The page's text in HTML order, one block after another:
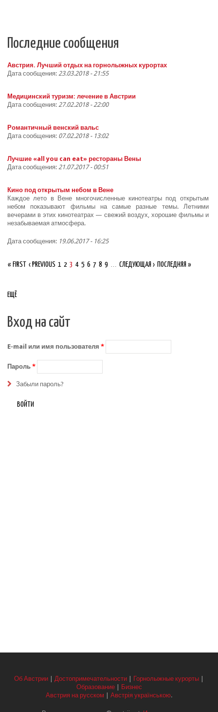
Последние сообщения
Австрия. Лучший отдых на горнолыжных курортах
Дата сообщения: 23.03.2018 - 21:55
Медицинский туризм: лечение в Австрии
Дата сообщения: 27.02.2018 - 22:00
Романтичный венский вальс
Дата сообщения: 07.02.2018 - 13:02
Лучшие «all you can eat» рестораны Вены
Дата сообщения: 21.07.2017 - 00:51
Кино под открытым небом в Вене
Каждое лето в Вене многочисленные кинотеатры под открытым
небом показывают фильмы на самые разные темы. Летними
вечерами в этих кинотеатрах — свежий воздух, хорошие фильмы и
незабываемая атмосфера.
Дата сообщения: 19.06.2017 - 16:25
Страницы
« FIRST ‹ PREVIOUS 1 2 3 4 5 6 7 8 9 … СЛЕДУЮЩАЯ › ПОСЛЕДНЯЯ »
ЕЩЁ
Вход на сайт
E-mail или имя пользователя *
Пароль *
Забыли пароль?
Об Австрии Достопримечательности Горнолыжные курорты
Образование|
Бизнес
Австрия на русском
Австрія українською.